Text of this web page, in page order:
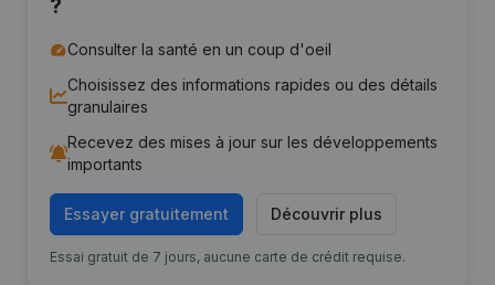
?
Consulter la santé en un coup d'oeil
Choisissez des informations rapides ou des détails
granulaires
Recevez des mises à jour sur les développements
importants
Essayer gratuitement Découvrir plus
Essai gratuit de 7 jours, aucune carte de crédit requise.